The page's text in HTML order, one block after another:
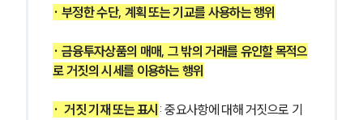
· 부정한 수단, 계획 또는 기교를 사용하는 행위
· 금융투자상품의 매매, 그 밖의 거래를 유인할 목적으
로 거짓의 시세를 이용하는 행위
·  거짓 기재 또는 표시 : 중요사항에 대해 거짓으로 기